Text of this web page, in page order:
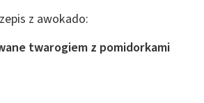
z awokado:
twarogiem z pomidorkami
do wyboru